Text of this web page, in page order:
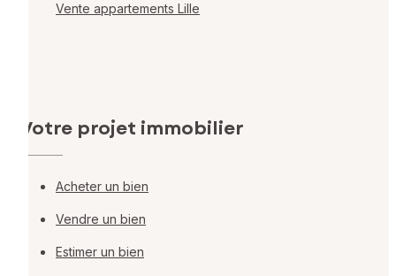
Vente appartements Lille
Votre projet immobilier
Acheter un bien
Vendre un bien
Estimer un bien